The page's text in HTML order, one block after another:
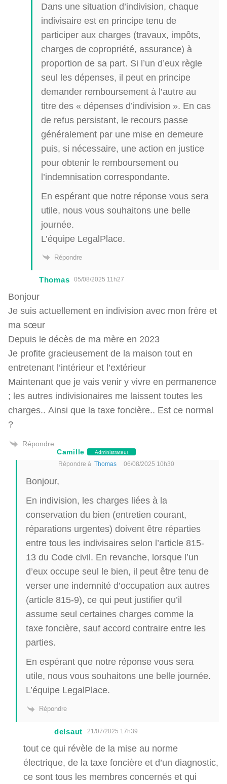
Dans une situation d’indivision, chaque
indivisaire est en principe tenu de
participer aux charges (travaux, impôts,
charges de copropriété, assurance) à
proportion de sa part. Si l’un d’eux règle
seul les dépenses, il peut en principe
demander remboursement à l’autre au
titre des « dépenses d’indivision ». En cas
de refus persistant, le recours passe
généralement par une mise en demeure
puis, si nécessaire, une action en justice
pour obtenir le remboursement ou
l’indemnisation correspondante.
En espérant que notre réponse vous sera
utile, nous vous souhaitons une belle
journée.
L’équipe LegalPlace.
Répondre
Thomas 05/08/2025 11h27
Bonjour
Je suis actuellement en indivision avec mon frère et
ma sœur
Depuis le décès de ma mère en 2023
Je profite gracieusement de la maison tout en
entretenant l’intérieur et l’extérieur
Maintenant que je vais venir y vivre en permanence
; les autres indivisionaires me laissent toutes les
charges.. Ainsi que la taxe foncière.. Est ce normal
?
Répondre
Camille
Administrateur
Répondre à Thomas 06/08/2025 10h30
Bonjour,
En indivision, les charges liées à la
conservation du bien (entretien courant,
réparations urgentes) doivent être réparties
entre tous les indivisaires selon l’article 815-
13 du Code civil. En revanche, lorsque l’un
d’eux occupe seul le bien, il peut être tenu de
verser une indemnité d’occupation aux autres
(article 815-9), ce qui peut justifier qu’il
assume seul certaines charges comme la
taxe foncière, sauf accord contraire entre les
parties.
En espérant que notre réponse vous sera
utile, nous vous souhaitons une belle journée.
L’équipe LegalPlace.
Répondre
delsaut 21/07/2025 17h39
tout ce qui révèle de la mise au norme
électrique, de la taxe foncière et d’un diagnostic,
ce sont tous les membres concernés et qui